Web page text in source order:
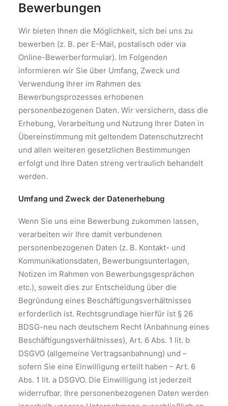
Bewerbungen
Wir bieten Ihnen die Möglichkeit, sich bei uns zu
bewerben (z. B. per E-Mail, postalisch oder via
Online-Bewerberformular). Im Folgenden
informieren wir Sie über Umfang, Zweck und
Verwendung Ihrer im Rahmen des
Bewerbungsprozesses erhobenen
personenbezogenen Daten. Wir versichern, dass die
Erhebung, Verarbeitung und Nutzung Ihrer Daten in
Übereinstimmung mit geltendem Datenschutzrecht
und allen weiteren gesetzlichen Bestimmungen
erfolgt und Ihre Daten streng vertraulich behandelt
werden.
Umfang und Zweck der Datenerhebung
Wenn Sie uns eine Bewerbung zukommen lassen,
verarbeiten wir Ihre damit verbundenen
personenbezogenen Daten (z. B. Kontakt- und
Kommunikationsdaten, Bewerbungsunterlagen,
Notizen im Rahmen von Bewerbungsgesprächen
etc.), soweit dies zur Entscheidung über die
Begründung eines Beschäftigungsverhältnisses
erforderlich ist. Rechtsgrundlage hierfür ist § 26
BDSG-neu nach deutschem Recht (Anbahnung eines
Beschäftigungsverhältnisses), Art. 6 Abs. 1 lit. b
DSGVO (allgemeine Vertragsanbahnung) und –
sofern Sie eine Einwilligung erteilt haben – Art. 6
Abs. 1 lit. a DSGVO. Die Einwilligung ist jederzeit
widerrufbar. Ihre personenbezogenen Daten werden